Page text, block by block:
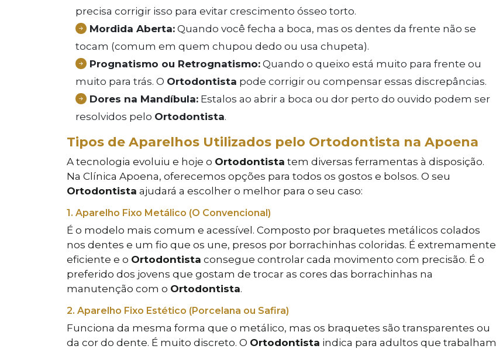
precisa corrigir isso para evitar crescimento ósseo torto.
Mordida Aberta: Quando você fecha a boca, mas os dentes da frente não se
tocam (comum em quem chupou dedo ou usa chupeta).
Prognatismo ou Retrognatismo: Quando o queixo está muito para frente ou
muito para trás. O Ortodontista pode corrigir ou compensar essas discrepâncias.
Dores na Mandíbula: Estalos ao abrir a boca ou dor perto do ouvido podem ser
resolvidos pelo Ortodontista.
Tipos de Aparelhos Utilizados pelo Ortodontista na Apoena
A tecnologia evoluiu e hoje o Ortodontista tem diversas ferramentas à disposição.
Na Clínica Apoena, oferecemos opções para todos os gostos e bolsos. O seu
Ortodontista ajudará a escolher o melhor para o seu caso:
1. Aparelho Fixo Metálico (O Convencional)
É o modelo mais comum e acessível. Composto por braquetes metálicos colados
nos dentes e um fio que os une, presos por borrachinhas coloridas. É extremamente
eficiente e o Ortodontista consegue controlar cada movimento com precisão. É o
preferido dos jovens que gostam de trocar as cores das borrachinhas na
manutenção com o Ortodontista.
2. Aparelho Fixo Estético (Porcelana ou Safira)
Funciona da mesma forma que o metálico, mas os braquetes são transparentes ou
da cor do dente. É muito discreto. O Ortodontista indica para adultos que trabalham